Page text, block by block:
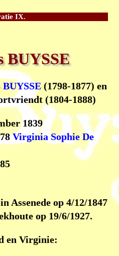
IX.
BUYSSE
BUYSSE (1798-1877) en
(1804-1888)
1839
Virginia Sophie De
Assenede op 4/12/1847
op 19/6/1927.
en Virginie: